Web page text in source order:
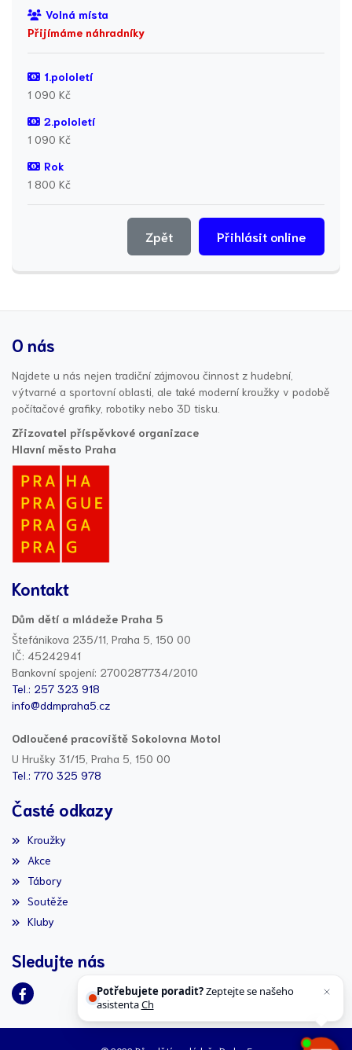
Volná místa
Přijímáme náhradníky
1.pololetí
1 090 Kč
2.pololetí
1 090 Kč
Rok
1 800 Kč
Přihlásit online
Zpět
O nás
Najdete u nás nejen tradiční zájmovou činnost z hudební,
výtvarné a sportovní oblasti, ale také moderní kroužky v podobě
počítačové grafiky, robotiky nebo 3D tisku.
Zřizovatel příspěvkové organizace
Hlavní město Praha
Kontakt
Dům dětí a mládeže Praha 5
Štefánikova 235/11, Praha 5, 150 00
IČ: 45242941
Bankovní spojení: 2700287734/2010
Tel.: 257 323 918
info@ddmpraha5.cz
Odloučené pracoviště Sokolovna Motol
U Hrušky 31/15, Praha 5, 150 00
Tel.: 770 325 978
Časté odkazy
Kroužky
Akce
Tábory
Soutěže
Kluby
Sledujte nás
Potřebujete poradit?Zeptejte se našeho
asistentaChettyho